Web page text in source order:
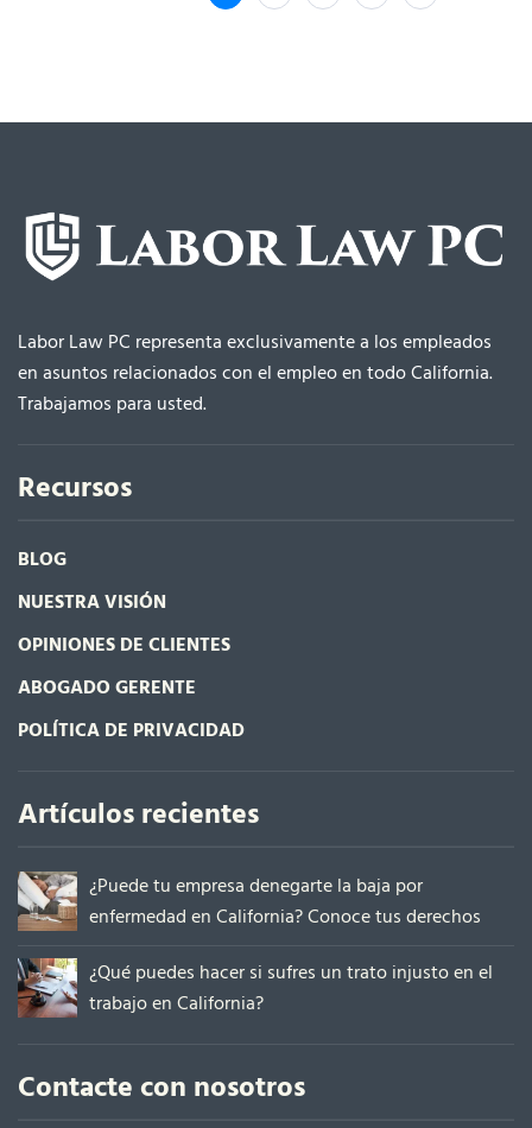
Labor Law PC representa exclusivamente a los empleados
en asuntos relacionados con el empleo en todo California.
Trabajamos para usted.
Recursos
BLOG
NUESTRA VISIÓN
OPINIONES DE CLIENTES
ABOGADO GERENTE
POLÍTICA DE PRIVACIDAD
Artículos recientes
¿Puede tu empresa denegarte la baja por
enfermedad en California? Conoce tus derechos
¿Qué puedes hacer si sufres un trato injusto en el
trabajo en California?
Contacte con nosotros